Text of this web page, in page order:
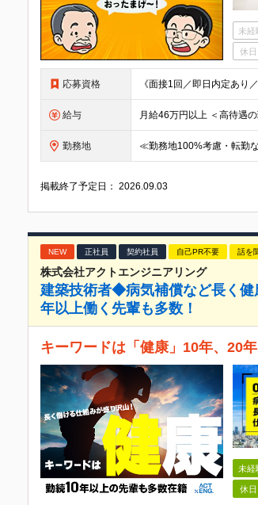
未経
休
応募資格
給与
勤務地
掲載終了予定日：2026.09.03
NEW 正社員 契約社員 自己PR不要 話を
株式会社アクトエンジニアリング
建築技術者◆病気補償など長く
年以上働く先輩も多数！
キーワードは「健康」10年、20
未経
休